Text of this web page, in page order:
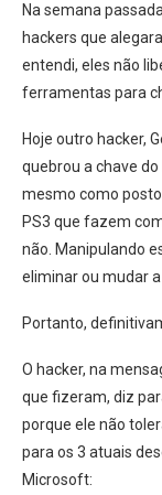
Na semana
hackers que
entendi, eles não
ferramentas para
Hoje outro hacker,
quebrou a chave
mesmo como
PS3 que fazem
não. Manipulando
eliminar ou mudar
Portanto,
O hacker, na
que fizeram, diz
porque ele não
para os 3 atuais
Microsoft: